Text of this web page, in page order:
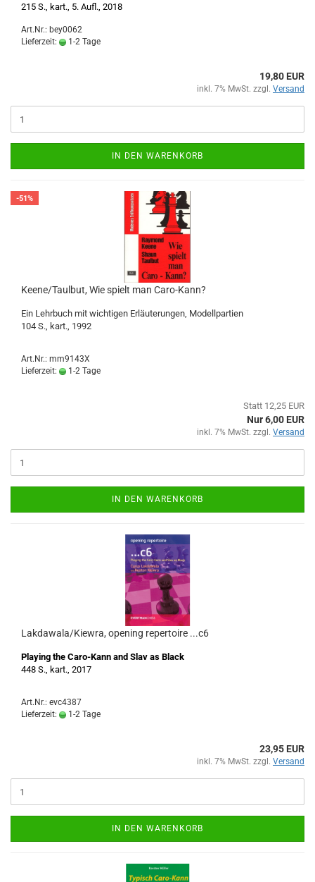
215 S., kart., 5. Aufl., 2018
Art.Nr.: bey0062
Lieferzeit:
1-2 Tage
19,80 EUR
inkl. 7% MwSt. zzgl. Versand
IN DEN WARENKORB
-51%
Keene/Taulbut, Wie spielt man Caro-Kann?
Ein Lehrbuch mit wichtigen Erläuterungen, Modellpartien
104 S., kart., 1992
Art.Nr.: mm9143X
Lieferzeit:
1-2 Tage
Statt 12,25 EUR
Nur 6,00 EUR
inkl. 7% MwSt. zzgl. Versand
IN DEN WARENKORB
Lakdawala/Kiewra, opening repertoire ...c6
Playing the Caro-Kann and Slav as Black
448 S., kart., 2017
Art.Nr.: evc4387
Lieferzeit:
1-2 Tage
23,95 EUR
inkl. 7% MwSt. zzgl. Versand
IN DEN WARENKORB